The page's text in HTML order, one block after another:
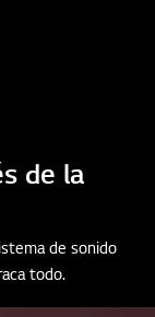
de la
de sonido
todo.